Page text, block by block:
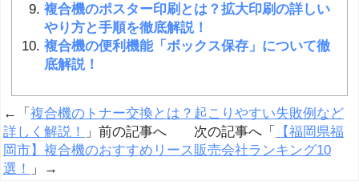
複合機のポスター印刷とは？拡大印刷の詳しい
やり方と手順を徹底解説！
複合機の便利機能「ボックス保存」について徹
底解説！
←「 複合機のトナー交換とは？起こりやすい失敗例など
詳しく解説！
」前の記事へ 次の記事へ「
【福岡県福
岡市】複合機のおすすめリース販売会社ランキング10
選！
」→